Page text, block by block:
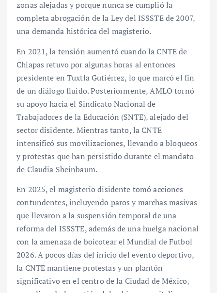
zonas alejadas y porque nunca se cumplió la
completa abrogación de la Ley del ISSSTE de 2007,
una demanda histórica del magisterio.
En 2021, la tensión aumentó cuando la CNTE de
Chiapas retuvo por algunas horas al entonces
presidente en Tuxtla Gutiérrez, lo que marcó el fin
de un diálogo fluido. Posteriormente, AMLO tornó
su apoyo hacia el Sindicato Nacional de
Trabajadores de la Educación (SNTE), alejado del
sector disidente. Mientras tanto, la CNTE
intensificó sus movilizaciones, llevando a bloqueos
y protestas que han persistido durante el mandato
de Claudia Sheinbaum.
En 2025, el magisterio disidente tomó acciones
contundentes, incluyendo paros y marchas masivas
que llevaron a la suspensión temporal de una
reforma del ISSSTE, además de una huelga nacional
con la amenaza de boicotear el Mundial de Futbol
2026. A pocos días del inicio del evento deportivo,
la CNTE mantiene protestas y un plantón
significativo en el centro de la Ciudad de México,